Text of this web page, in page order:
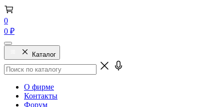
0
0 ₽
Каталог
О фирме
Контакты
Форум